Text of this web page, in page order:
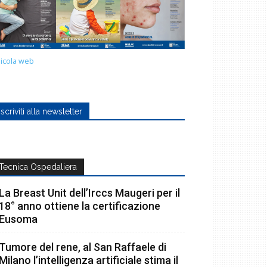
web
alla newsletter
Ospedaliera
Breast Unit dell’Irccs Maugeri per il
anno ottiene la certificazione
del rene, al San Raffaele di
l’intelligenza artificiale stima il